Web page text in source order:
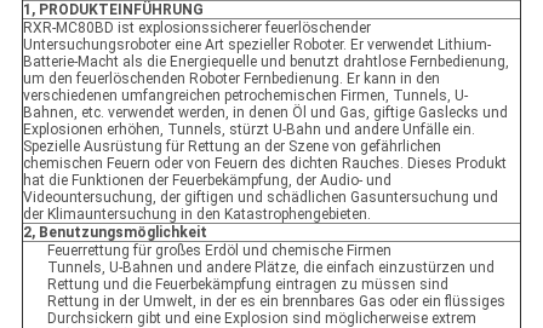
1, PRODUKTEINFÜHRUNG
RXR-MC80BD ist explosionssicherer feuerlöschender
Untersuchungsroboter eine Art spezieller Roboter. Er verwendet Lithium-
Batterie-Macht als die Energiequelle und benutzt drahtlose Fernbedienung,
um den feuerlöschenden Roboter Fernbedienung. Er kann in den
verschiedenen umfangreichen petrochemischen Firmen, Tunnels, U-
Bahnen, etc. verwendet werden, in denen Öl und Gas, giftige Gaslecks und
Explosionen erhöhen, Tunnels, stürzt U-Bahn und andere Unfälle ein.
Spezielle Ausrüstung für Rettung an der Szene von gefährlichen
chemischen Feuern oder von Feuern des dichten Rauches. Dieses Produkt
hat die Funktionen der Feuerbekämpfung, der Audio- und
Videountersuchung, der giftigen und schädlichen Gasuntersuchung und
der Klimauntersuchung in den Katastrophengebieten.
2, Benutzungsmöglichkeit
Feuerrettung für großes Erdöl und chemische Firmen
Tunnels, U-Bahnen und andere Plätze, die einfach einzustürzen und
Rettung und die Feuerbekämpfung eintragen zu müssen sind
Rettung in der Umwelt, in der es ein brennbares Gas oder ein flüssiges
Durchsickern gibt und eine Explosion sind möglicherweise extrem